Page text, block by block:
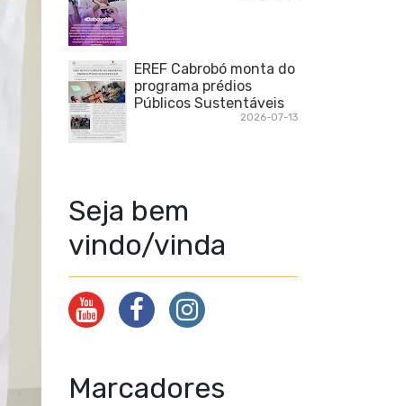
EREF Cabrobó monta do
programa prédios
Públicos Sustentáveis
2026-07-13
Seja bem
vindo/vinda
Marcadores